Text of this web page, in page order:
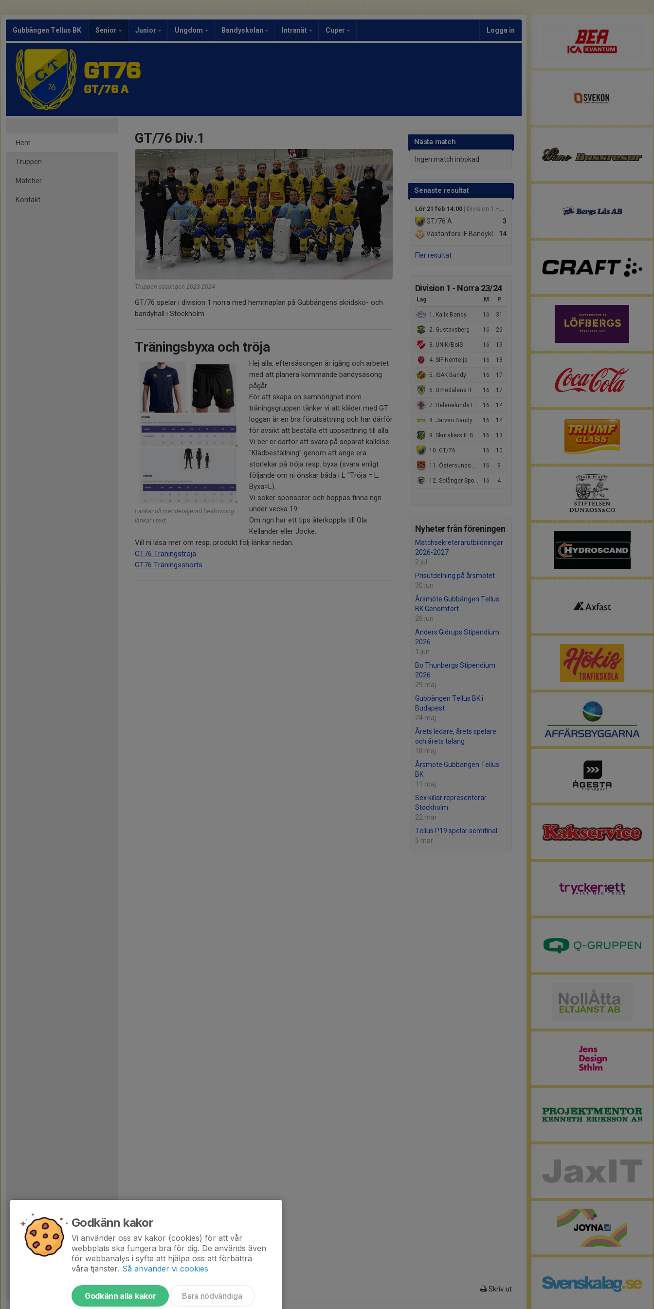
Gubbängen Tellus BK Senior Junior Ungdom Bandyskolan Intranät Cuper Logga in
GT76
GT/76 A
Hem
Truppen
Matcher
Kontakt
Nästa match
Ingen match inbokad
Senaste resultat
Lör 21 feb 14:00 | Division 1 Herr
3
GT/76 A
14
Västanfors IF Bandyklubb
Fler resultat
Division 1 - Norra 23/24
Lag M P
1. Kalix Bandy 16 31
2. Gustavsberg 16 26
3. UNIK/BoIS 16 19
4. SIF Norrtelje 16 18
5. ISAK Bandy 16 17
6. Umedalens IF 16 17
7. Helenelunds IK Bandy 16 14
8. Järvsö Bandy 16 14
9. Skutskärs IF Bandyklubb 16 13
10. GT/76 16 10
11. Östersunds BS 16 9
12. Selånger Sportklubb Bandy 16 4
Nyheter från föreningen
Matchsekreterarutbildningar
2026-2027
2 jul
Prisutdelning på årsmötet
30 jun
Årsmöte Gubbängen Tellus
BK Genomfört
26 jun
Anders Gidrups Stipendium
2026
1 jun
Bo Thunbergs Stipendium
2026
29 maj
Gubbängen Tellus BK i
Budapest
24 maj
Årets ledare, årets spelare
och årets talang
18 maj
Årsmöte Gubbängen Tellus
BK
11 maj
Sex killar representerar
Stockholm
22 mar
Tellus P19 spelar semifinal
5 mar
GT/76 Div.1
Truppen säsongen 2023-2024
GT/76 spelar i division 1 norra med hemmaplan på Gubbängens skridsko- och
bandyhall i Stockholm.
Träningsbyxa och tröja
Länkar till mer detaljerad beskrivning
länkar i text
Hej alla, eftersäsongen är igång och arbetet
med att planera kommande bandysäsong
pågår.
För att skapa en samhörighet inom
träningsgruppen tänker vi att kläder med GT
loggan är en bra förutsättning och har därför
för avsikt att beställa ett uppsättning till alla.
Vi ber er därför att svara på separat kallelse
"Klädbeställning" genom att ange era
storlekar på tröja resp. byxa (svara enligt
följande om ni önskar båda i L "Tröja = L;
Byxa=L).
Vi söker sponsorer och hoppas finna ngn
under vecka 19.
Om ngn har ett tips återkoppla till Ola
Kellander eller Jocke.
Vill ni läsa mer om resp. produkt följ länkar nedan.
GT76 Träningströja
GT76 Träningsshorts
Skriv ut
Godkänn kakor
Vi använder oss av kakor (cookies) för att vår
webbplats ska fungera bra för dig. De används även
för webbanalys i syfte att hjälpa oss att förbättra
våra tjänster. Så använder vi cookies
Godkänn alla kakor Bara nödvändiga